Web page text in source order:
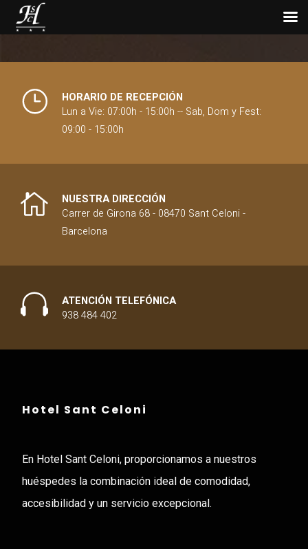
hora de Barcelona, este parque ofrece un
entorno montañoso variado, ideal para...
HORARIO DE RECEPCIÓN
Lun a Vie: 07:00h - 15:00h -- Sab, Dom y Fest:
09:00 - 15:00h
NUESTRA DIRECCIÓN
Carrer de Girona 68 - 08470 Sant Celoni -
Barcelona
ATENCIÓN TELEFÓNICA
938 484 402
Hotel Sant Celoni
En Hotel Sant Celoni, proporcionamos a nuestros
huéspedes la combinación ideal de comodidad,
accesibilidad y un servicio excepcional.